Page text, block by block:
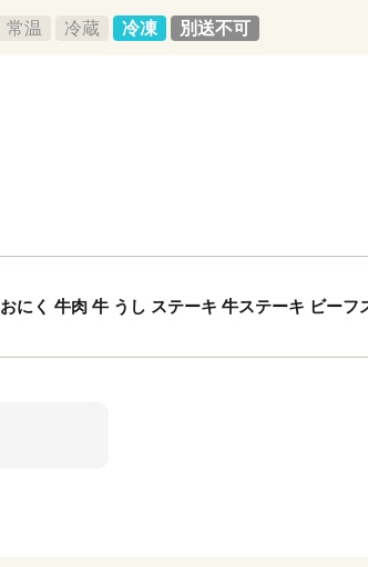
常温 冷蔵 冷凍 別送不可
にく 牛肉 牛 うし ステーキ 牛ステーキ ビーフ